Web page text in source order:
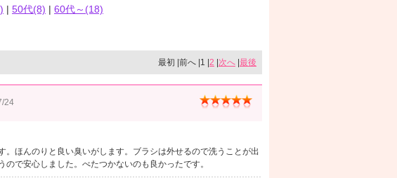
| 50代(8) | 60代～(18)
最初 |前へ |1 | 2 次へ 最後
24
ほんのりと良い臭いがします。ブラシは外せるので洗うことが出
で安心しました。べたつかないのも良かったです。